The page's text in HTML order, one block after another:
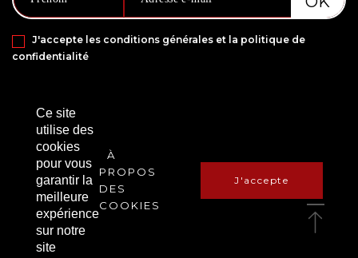
J'accepte les conditions générales et la politique de
confidentialité
PAIEMENT SÉCURISÉ VIA
Copyright © 2021 Amanbox. Tous droits réservés.
Ce site
utilise des
cookies
pour vous
garantir la
meilleure
expérience
sur notre
site
À
PROPOS
DES
COOKIES
J'accepte